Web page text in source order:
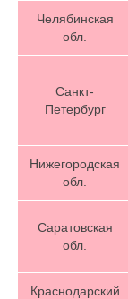
Челябинская
обл.
Санкт-
Петербург
Нижегородская
обл.
Саратовская
обл.
Краснодарский